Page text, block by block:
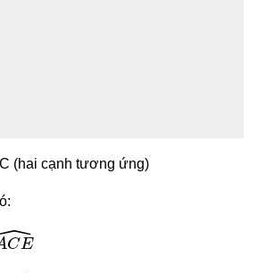
(hai cạnh tương ứng)
CE^